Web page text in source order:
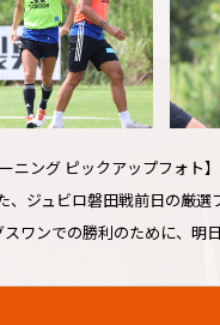
ニング ピックアップフォト】
、ジュビロ磐田戦前日の厳選
ワンでの勝利のために、明